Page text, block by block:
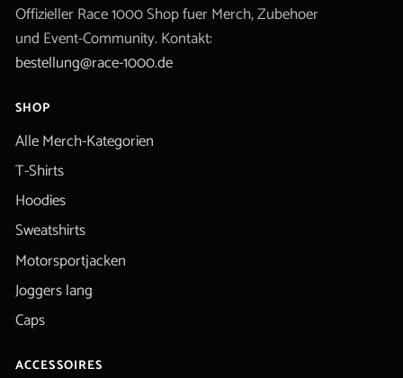
Offizieller Race 1000 Shop fuer Merch, Zubehoer
und Event-Community. Kontakt:
bestellung@race-1000.de
SHOP
Alle Merch-Kategorien
T-Shirts
Hoodies
Sweatshirts
Motorsportjacken
Joggers lang
Caps
ACCESSOIRES